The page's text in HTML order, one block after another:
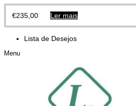
€235,00 Ler mais
Lista de Desejos
Menu